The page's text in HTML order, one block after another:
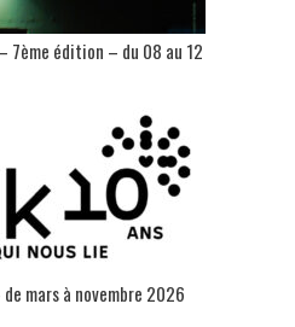
7ème édition – du 08 au 12
mars à novembre 2026